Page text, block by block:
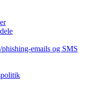
emails og SMS